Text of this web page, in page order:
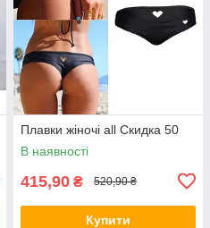
Плавки жіночі all Скидка 50
В наявності
415,90 ₴ 520,90 ₴
Купити